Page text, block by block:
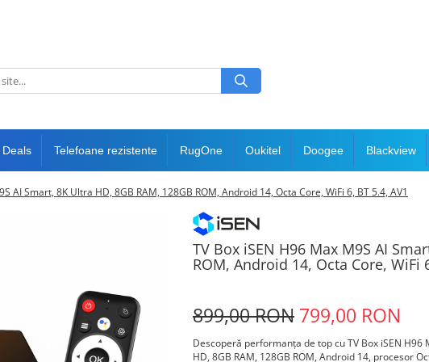
Deals Telefoane rezistente RugOne Oukitel Doogee Blackview
AI Smart, 8K Ultra HD, 8GB RAM, 128GB ROM, Android 14, Octa Core, WiFi 6, BT 5.4, AV1
TV Box iSEN H96 Max M9S AI
ROM, Android 14, Octa Core, WiFi
899,00 RON 799,00 RON
Descoperă performanța de top cu TV Box iSEN
HD, 8GB RAM, 128GB ROM, Android 14, procesor